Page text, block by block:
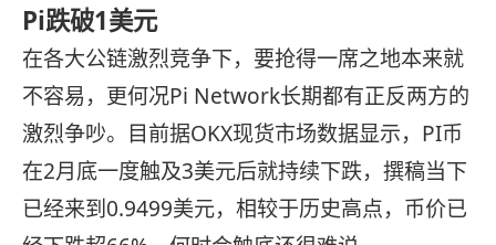
Pi跌破1美元
在各大公链激烈竞争下，要抢得一席之地本来就
不容易，更何况Pi Network长期都有正反两方的
激烈争吵。目前据OKX现货市场数据显示，PI币
在2月底一度触及3美元后就持续下跌，撰稿当下
已经来到0.9499美元，相较于历史高点，币价已